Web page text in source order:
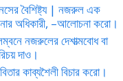
বৈশিষ্ট্য | নজরুল এক
অধিকারী, –আলোচনা করো।
নজরুলের দেশাত্মবোধ বা
দাও।
কাব্যশৈলী বিচার করো।